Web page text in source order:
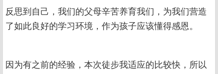
反思到自己，我们的父母辛苦养育我们，为我们营造
了如此良好的学习环境，作为孩子应该懂得感恩。
因为有之前的经验，本次徒步我适应的比较快，所以